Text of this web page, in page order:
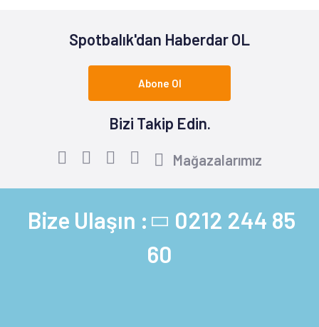
Spotbalık'dan Haberdar OL
Abone Ol
Bizi Takip Edin.
Mağazalarımız
Bize Ulaşın : 0212 244 85
60